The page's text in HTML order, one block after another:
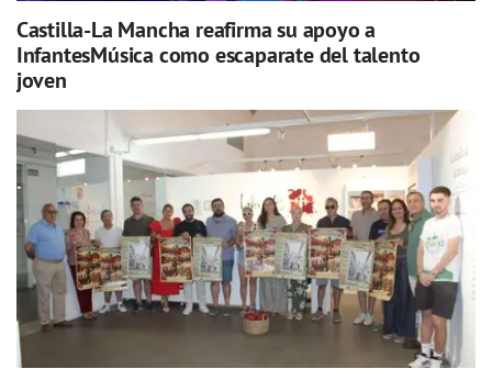
Castilla-La Mancha reafirma su apoyo a
InfantesMúsica como escaparate del talento
joven